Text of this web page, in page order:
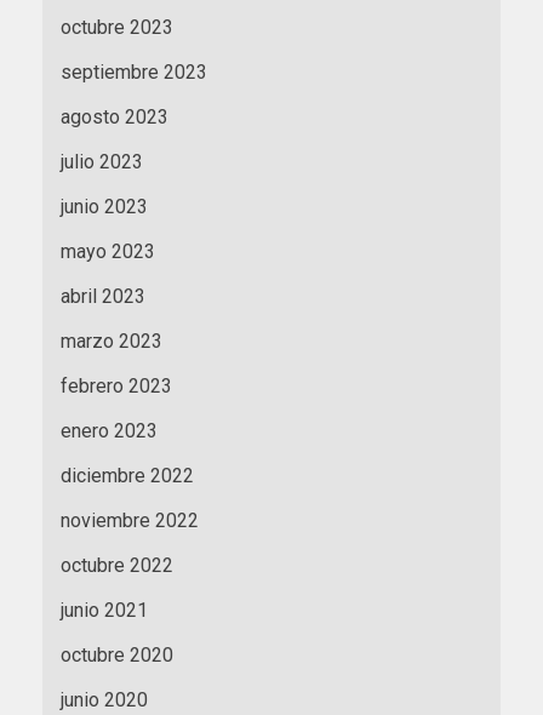
octubre 2023
septiembre 2023
agosto 2023
julio 2023
junio 2023
mayo 2023
abril 2023
marzo 2023
febrero 2023
enero 2023
diciembre 2022
noviembre 2022
octubre 2022
junio 2021
octubre 2020
junio 2020